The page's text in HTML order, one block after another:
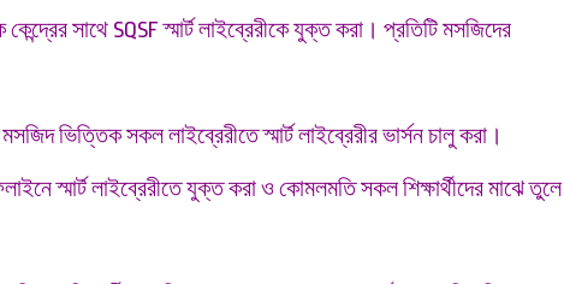
সাথে SQSF স্মার্ট লাইব্রেরীকে যুক্ত করা। প্রতিটি মসজিদের
ভিত্তিক সকল লাইব্রেরীতে স্মার্ট লাইব্রেরীর ভার্সন চালু করা।
স্মার্ট লাইব্রেরীতে যুক্ত করা ও কোমলমতি সকল শিক্ষার্থীদের মাঝে তুলে